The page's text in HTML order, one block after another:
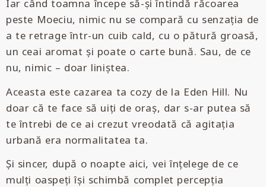
Iar când toamna începe să-și întindă răcoarea
peste Moeciu, nimic nu se compară cu senzația de
a te retrage într-un cuib cald, cu o pătură groasă,
un ceai aromat și poate o carte bună. Sau, de ce
nu, nimic – doar liniștea.
Aceasta este cazarea ta cozy de la Eden Hill. Nu
doar că te face să uiți de oraș, dar s-ar putea să
te întrebi de ce ai crezut vreodată că agitația
urbană era normalitatea ta.
Și sincer, după o noapte aici, vei înțelege de ce
mulți oaspeți își schimbă complet percepția